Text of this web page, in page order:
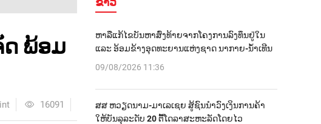
ພ້ອມ
16091
ຫາລືແກ້ໄຂບັນຫາສົ່ງທ້າຍຈາກໂຄງການລົງທຶນຢູ່ໃນ
ແລະ ອ້ອມຂ້າງອຸດທະຍານແຫ່ງຊາດ ນາກາຍ-ນໍ້າເທີນ
09/08/2026 11:36
ສສ ຫວຽດນາມ-ມາເລເຊຍ ສູ້ຊົນນຳວົງເງິນການຄ້າ
ໃຫ້ບັນລຸລະດັບ 20 ຕື້ໂດລາສະຫະລັດໂດຍໄວ